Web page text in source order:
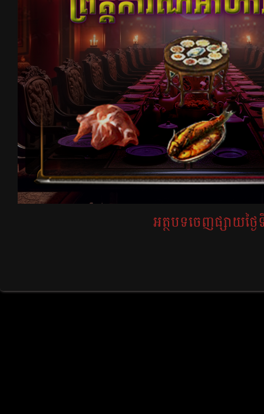
អត្ថបទចេញផ្សាយថ្ងៃ